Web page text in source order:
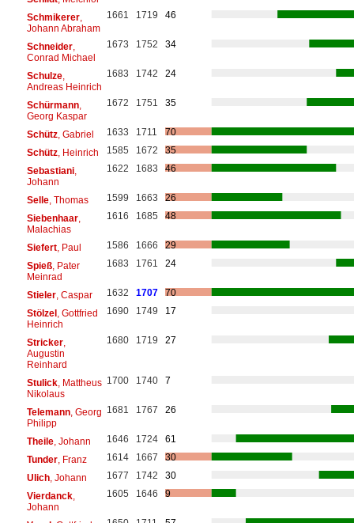
Schmikerer,
Johann Abraham
1661 1719 46
Schneider,
Conrad Michael
1673 1752 34
Schulze,
Andreas Heinrich
1683 1742 24
Schürmann,
Georg Kaspar
1672 1751 35
Schütz, Gabriel 1633 1711
70
Schütz, Heinrich 1585 1672
35
Sebastiani,
Johann
1622 1683 46
Selle, Thomas 1599 1663
26
Siebenhaar,
Malachias
1616 1685 48
Siefert, Paul 1586 1666
29
Spieß, Pater
Meinrad
1683 1761 24
Stieler, Caspar 1632 1707
70
Stölzel, Gottfried
Heinrich
1690 1749 17
Stricker,
Augustin
Reinhard
1680 1719 27
Stulick, Mattheus
Nikolaus
1700 1740 7
Telemann, Georg
Philipp
1681 1767 26
Theile, Johann 1646 1724
61
Tunder, Franz 1614 1667
30
Ulich, Johann 1677 1742
30
Vierdanck,
Johann
1605 1646 9